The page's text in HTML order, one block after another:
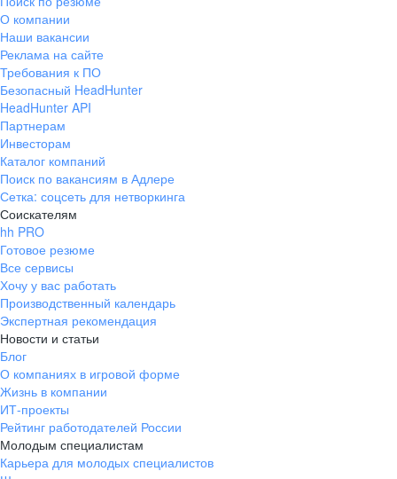
О компании
Наши вакансии
Реклама на сайте
Требования к ПО
Безопасный HeadHunter
HeadHunter API
Партнерам
Инвесторам
Каталог компаний
Поиск по вакансиям в Адлере
Сетка: соцсеть для нетворкинга
Соискателям
hh PRO
Готовое резюме
Все сервисы
Хочу у вас работать
Производственный календарь
Экспертная рекомендация
Новости и статьи
Блог
О компаниях в игровой форме
Жизнь в компании
ИТ-проекты
Рейтинг работодателей России
Молодым специалистам
Карьера для молодых специалистов